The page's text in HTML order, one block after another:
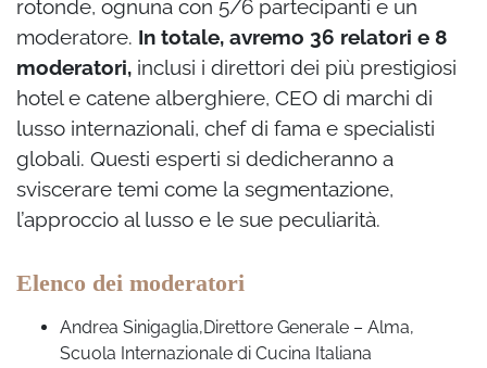
rotonde, ognuna con 5/6 partecipanti e un
moderatore. In totale, avremo 36 relatori e 8
moderatori, inclusi i direttori dei più prestigiosi
hotel e catene alberghiere, CEO di marchi di
lusso internazionali, chef di fama e specialisti
globali. Questi esperti si dedicheranno a
sviscerare temi come la segmentazione,
l’approccio al lusso e le sue peculiarità.
Elenco dei moderatori
Andrea Sinigaglia,Direttore Generale – Alma,
Scuola Internazionale di Cucina Italiana